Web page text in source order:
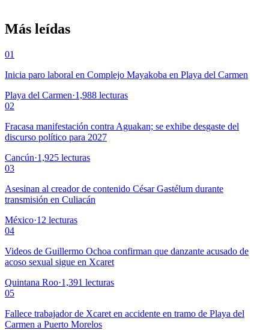
Más leídas
01
Inicia paro laboral en Complejo Mayakoba en Playa del Carmen
Playa del Carmen·1,988 lecturas
02
Fracasa manifestación contra Aguakan; se exhibe desgaste del
discurso político para 2027
Cancún·1,925 lecturas
03
Asesinan al creador de contenido César Gastélum durante
transmisión en Culiacán
México·12 lecturas
04
Videos de Guillermo Ochoa confirman que danzante acusado de
acoso sexual sigue en Xcaret
Quintana Roo·1,391 lecturas
05
Fallece trabajador de Xcaret en accidente en tramo de Playa del
Carmen a Puerto Morelos